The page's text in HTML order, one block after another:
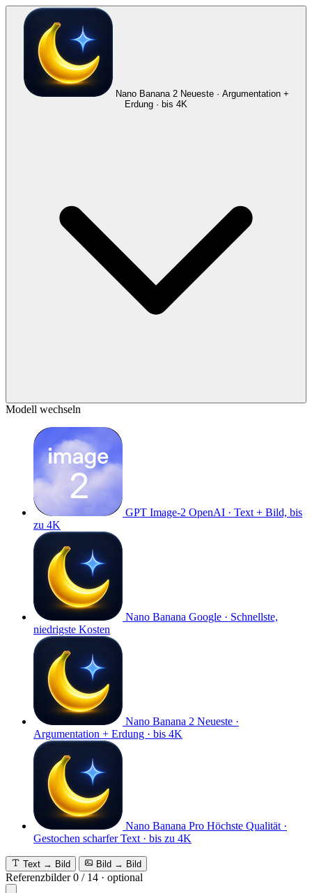
Nano Banana 2 Neueste · Argumentation +
Erdung · bis 4K
Modell wechseln
GPT Image-2 OpenAI · Text + Bild, bis
zu 4K
Nano Banana Google · Schnellste,
niedrigste Kosten
Nano Banana 2 Neueste ·
Argumentation + Erdung · bis 4K
Nano Banana Pro Höchste Qualität ·
Gestochen scharfer Text · bis zu 4K
Text → Bild Bild → Bild
Referenzbilder 0 / 14 · optional